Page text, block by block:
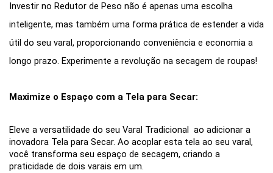
Investir no Redutor de Peso não é apenas uma escolha
inteligente, mas também uma forma prática de estender a vida
útil do seu varal, proporcionando conveniência e economia a
longo prazo. Experimente a revolução na secagem de roupas!
Maximize o Espaço com a Tela para Secar:
Eleve a versatilidade do seu Varal Tradicional ao adicionar a
inovadora Tela para Secar. Ao acoplar esta tela ao seu varal,
você transforma seu espaço de secagem, criando a
praticidade de dois varais em um.